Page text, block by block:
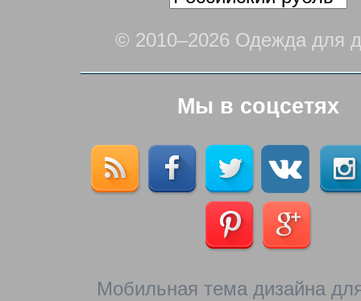
© 2010–2026 Одежда для
Мы в соцсетях
Мобильная тема дизайна